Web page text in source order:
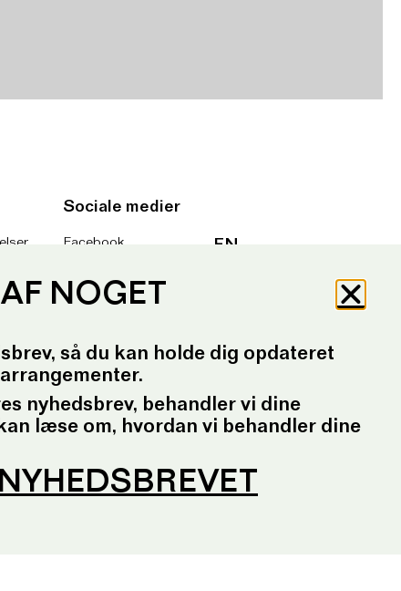
Sociale medier
Facebook
Tilmeld nyhedsbrev
EN
NOGET
så du kan holde dig opdateret
nyhedsbrev, behandler vi dine
læse om, hvordan vi behandler dine